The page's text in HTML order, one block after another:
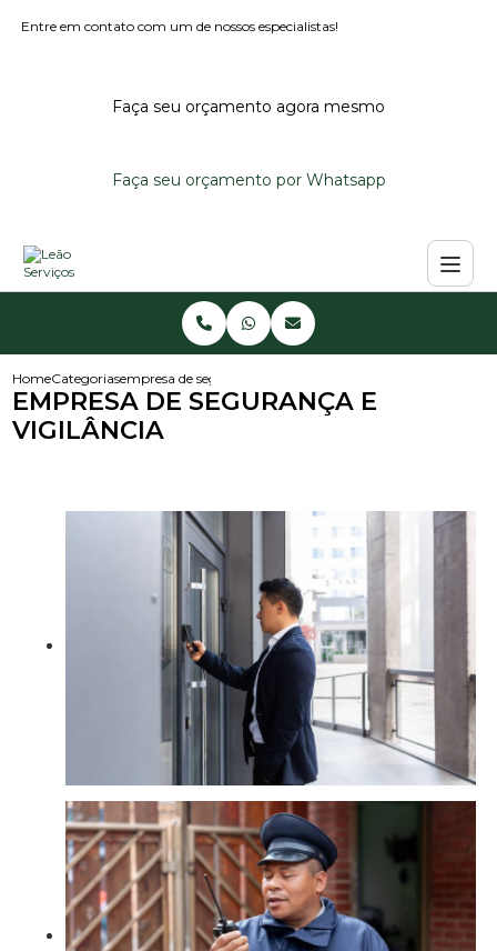
Entre em contato com um de nossos especialistas!
Faça seu orçamento agora mesmo
Faça seu orçamento por Whatsapp
HomeCategoriasempresa de seguranca e vigilancia
EMPRESA DE SEGURANÇA E
VIGILÂNCIA